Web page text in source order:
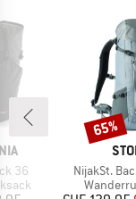
36
Artikel
NijakSt.
Rabatt
65%